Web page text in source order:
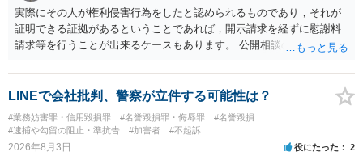
も）、相談者さんが刑事民事の責任に問われることはないでしょう。
私見ながらご参考まで。
実際にその人が権利侵害行為をしたと認められるものであり，それが
証明できる証拠があるということであれば，開示請求を経ずに慰謝料
請求等を行うことが出来るケースもあります。 公開相談の場では回答
に個別に相談されると良いでしょう。
LINEで会社批判、警察が立件する可能性は？
#業務妨害罪・信用毀損罪 #名誉毀損罪・侮辱罪
#名誉毀損
#逮捕や勾留の阻止・準抗告
#加害者 #不起訴
2026年8月3日 役にたった 2